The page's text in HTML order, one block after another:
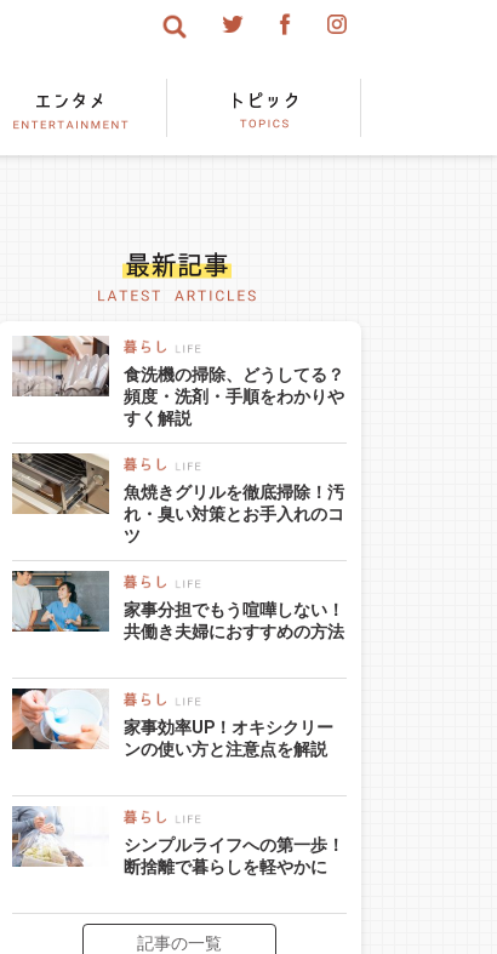
食洗機の掃除、どうしてる？
頻度・洗剤・手順をわかりや
すく解説
魚焼きグリルを徹底掃除！汚
れ・臭い対策とお手入れのコ
ツ
家事分担でもう喧嘩しない！
共働き夫婦におすすめの方法
家事効率UP！オキシクリー
ンの使い方と注意点を解説
シンプルライフへの第一歩！
断捨離で暮らしを軽やかに
記事の一覧